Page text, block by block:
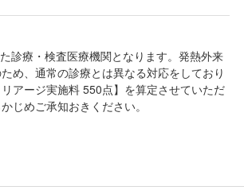
診療・検査医療機関となります。発熱外来
め、通常の診療とは異なる対応をしており
アージ実施料 550点】を算定させていただ
じめご承知おきください。